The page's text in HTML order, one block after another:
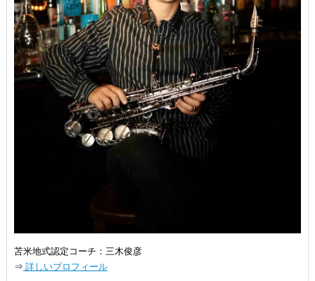
苫米地式認定コーチ：三木俊彦
⇒ 詳しいプロフィール